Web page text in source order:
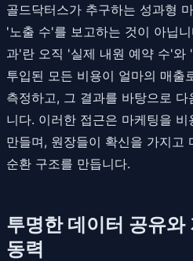
골드닥터스가 추구하는 성과형
'노출 수'를 보고하는 것이 아닙
과'란 오직 '실제 내원 예약 수'와
투입된 모든 비용이 얼마의 매출
측정하고, 그 결과를 바탕으로
니다. 이러한 접근은 마케팅을
만들며, 원장들이 확신을 가지고
순환 구조를 만듭니다.
투명한 데이터 공유와
동력